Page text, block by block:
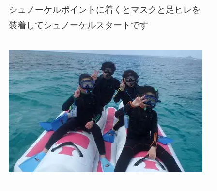
シュノーケルポイントに着くとマスクと足ヒレを
装着してシュノーケルスタートです